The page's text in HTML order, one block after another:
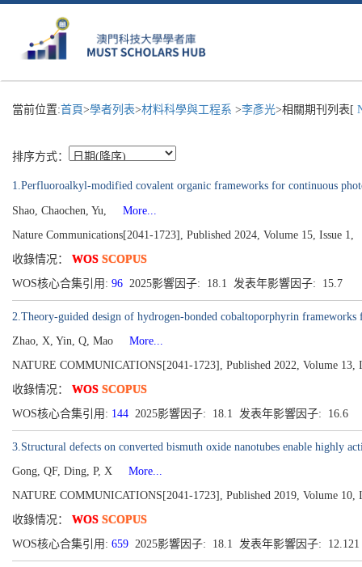
當前位置:首頁>學者列表>材料科學與工程系 >李彥光>相關期刊列表[
排序方式：
1.Perfluoroalkyl-modified covalent organic frameworks for continuous
Shao, Chaochen, Yu,
More...
Nature Communications[2041-1723], Published 2024, Volume 15, Issue 1,
收錄情况： WOS SCOPUS
WOS核心合集引用: 96 2025影響因子: 18.1 发表年影響因子: 15.7
2.Theory-guided design of hydrogen-bonded cobaltoporphyrin
Zhao, X, Yin, Q, Mao
More...
NATURE COMMUNICATIONS[2041-1723], Published 2022, Volume 13,
收錄情况： WOS SCOPUS
WOS核心合集引用: 144 2025影響因子: 18.1 发表年影響因子: 16.6
3.Structural defects on converted bismuth oxide nanotubes enable highly
Gong, QF, Ding, P, X
More...
NATURE COMMUNICATIONS[2041-1723], Published 2019, Volume 10,
收錄情况： WOS SCOPUS
WOS核心合集引用: 659 2025影響因子: 18.1 发表年影響因子: 12.121